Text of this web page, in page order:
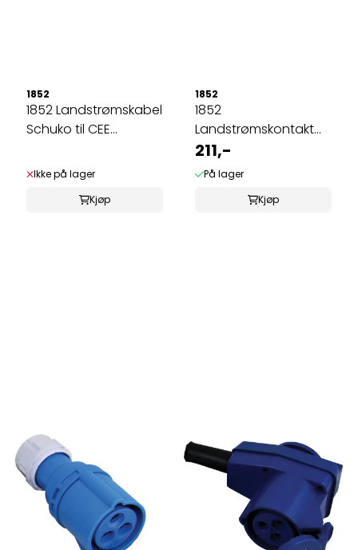
1852
1852 Landstrømskabel
Schuko til CEE
Ikke på lager
Kjøp
1852
1852
Landstrømskontakt
CEE han
211,-
På lager
Kjøp